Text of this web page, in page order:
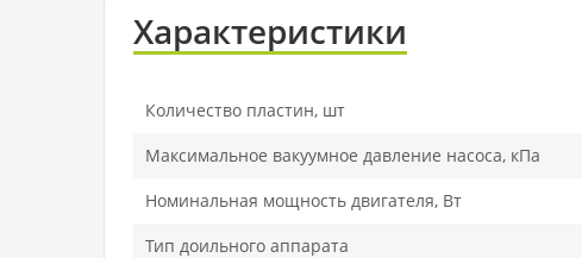
Характеристики
Количество пластин, шт
Максимальное вакуумное давление насоса, кПа
Номинальная мощность двигателя, Вт
Тип доильного аппарата